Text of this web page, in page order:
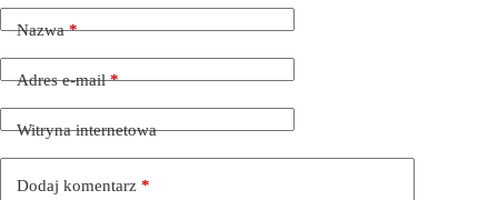
Nazwa*
Adres e-mail*
Witryna internetowa
Dodaj komentarz *